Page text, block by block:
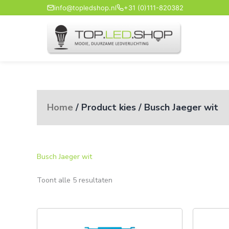
naar
info@topledshop.nl +31 (0)111-820382
Home/ Product kies / Busch Jaeger wit
Busch Jaeger wit
Toont alle 5 resultaten
product